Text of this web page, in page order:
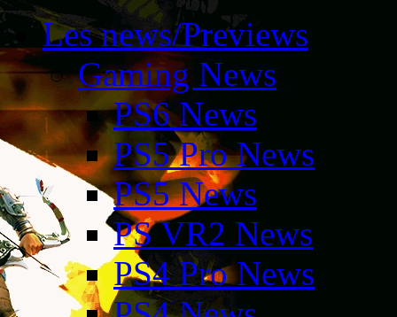
Les news/Previews
Gaming News
PS6 News
PS5 Pro News
PS5 News
PS VR2 News
PS4 Pro News